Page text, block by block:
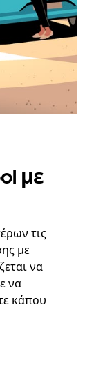
με
τις
με
να
να
κάπου